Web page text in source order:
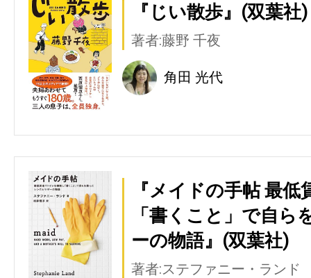
『じい散歩』(双葉社)
著者:藤野 千夜
角田 光代
『メイドの手帖 最
「書くこと」で自
ーの物語』(双葉社)
著者:ステファニー・ランド